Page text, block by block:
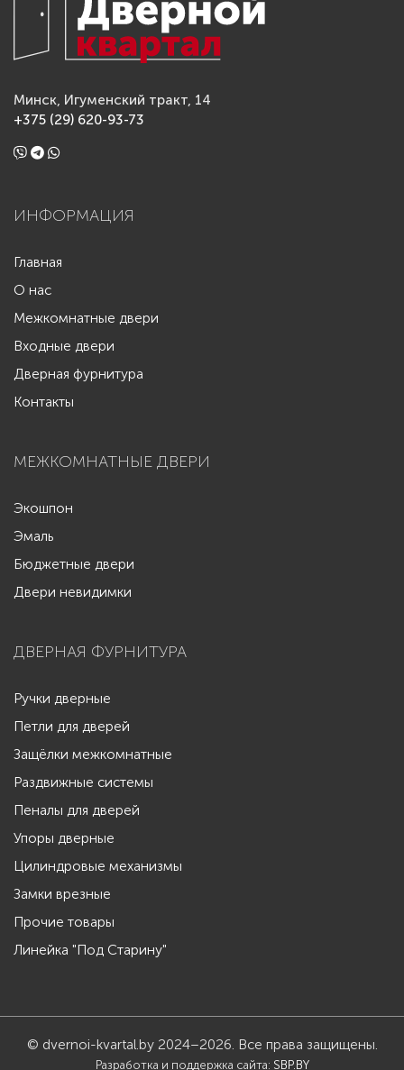
Минск, Игуменский тракт, 14
+375 (29) 620-93-73
ИНФОРМАЦИЯ
Главная
О нас
Межкомнатные двери
Входные двери
Дверная фурнитура
Контакты
МЕЖКОМНАТНЫЕ ДВЕРИ
Экошпон
Эмаль
Бюджетные двери
Двери невидимки
ДВЕРНАЯ ФУРНИТУРА
Ручки дверные
Петли для дверей
Защёлки межкомнатные
Раздвижные системы
Пеналы для дверей
Упоры дверные
Цилиндровые механизмы
Замки врезные
Прочие товары
Линейка "Под Старину"
© dvernoi-kvartal.by 2024–2026. Все права защищены.
Разработка и поддержка сайта: SBP.BY